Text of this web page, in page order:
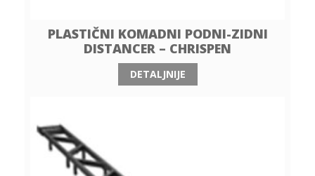
PLASTIČNI KOMADNI PODNI-ZIDNI
DISTANCER – CHRISPEN
DETALJNIJE